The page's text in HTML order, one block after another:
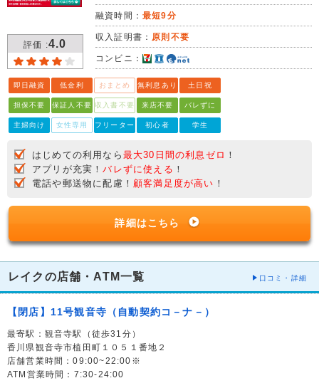
評価 :4.0
融資時間： 最短9分
収入証明書： 原則不要
コンビニ：
即日融資 低金利 おまとめ 無利息あり 土日祝
担保不要 保証人不要 収入書不要 来店不要 バレずに
主婦向け 女性専用 フリーター 初心者 学生
はじめての利用なら 最大30日間の利息ゼロ ！
アプリが充実！バレずに使える ！
電話や郵送物に配慮！ 顧客満足度が高い ！
詳細はこちら
レイクの店舗・ATM一覧 口コミ・詳細
【閉店】11号観音寺（自動契約コ－ナ－）
最寄駅：観音寺駅（徒歩31分）
香川県観音寺市植田町１０５１番地２
店舗営業時間：09:00~22:00※
ATM営業時間：7:30-24:00